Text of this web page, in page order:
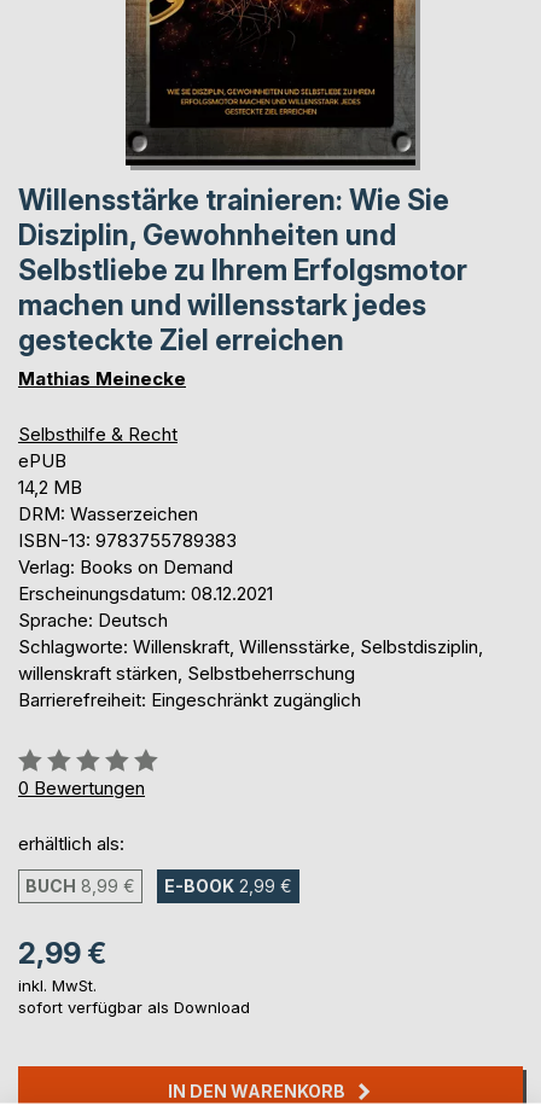
Willensstärke trainieren: Wie Sie
Disziplin, Gewohnheiten und
Selbstliebe zu Ihrem Erfolgsmotor
machen und willensstark jedes
gesteckte Ziel erreichen
Mathias Meinecke
Selbsthilfe & Recht
ePUB
14,2 MB
DRM: Wasserzeichen
ISBN-13: 9783755789383
Verlag: Books on Demand
Erscheinungsdatum: 08.12.2021
Sprache: Deutsch
Schlagworte: Willenskraft, Willensstärke, Selbstdisziplin,
willenskraft stärken, Selbstbeherrschung
Barrierefreiheit: Eingeschränkt zugänglich
Bewertung::
0%
0 Bewertungen
erhältlich als:
BUCH 8,99 € E-BOOK 2,99 €
2,99 €
inkl. MwSt.
sofort verfügbar als Download
IN DEN WARENKORB